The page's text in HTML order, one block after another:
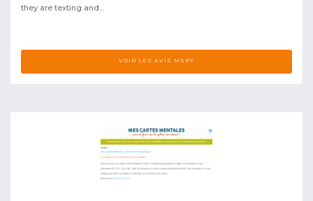
they are texting and...
VOIR LES AVIS MSPY